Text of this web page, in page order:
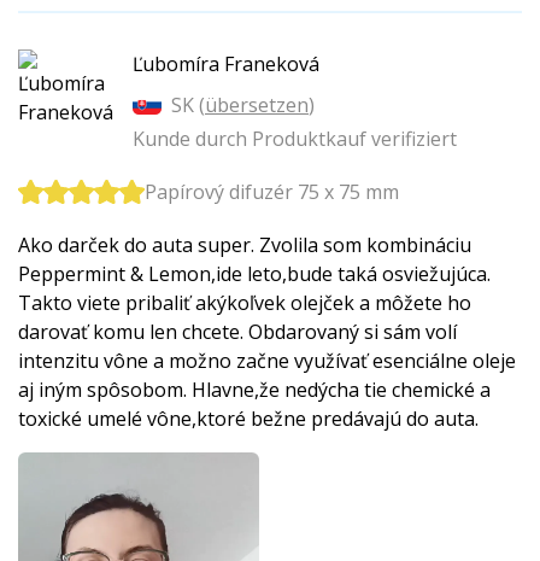
Ľubomíra Franeková
SK (übersetzen)
Kunde durch Produktkauf verifiziert
Papírový difuzér 75 x 75 mm
Ako darček do auta super. Zvolila som kombináciu
Peppermint & Lemon,ide leto,bude taká osviežujúca.
Takto viete pribaliť akýkoľvek olejček a môžete ho
darovať komu len chcete. Obdarovaný si sám volí
intenzitu vône a možno začne využívať esenciálne oleje
aj iným spôsobom. Hlavne,že nedýcha tie chemické a
toxické umelé vône,ktoré bežne predávajú do auta.